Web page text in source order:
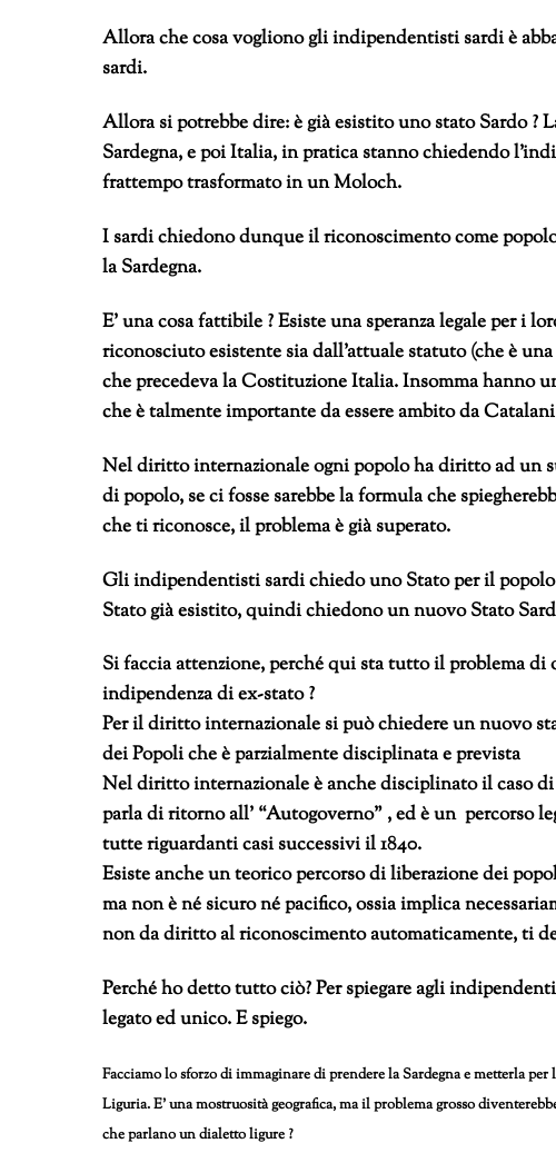
Allora che cosa vogliono gli indipendentisti sardi è
sardi.
Allora si potrebbe dire: è già esistito uno stato Sardo ?
Sardegna, e poi Italia, in pratica stanno chiedendo
frattempo trasformato in un Moloch.
I sardi chiedono dunque il riconoscimento come
la Sardegna.
E’ una cosa fattibile ? Esiste una speranza legale per i
riconosciuto esistente sia dall’attuale statuto (che è
che precedeva la Costituzione Italia. Insomma hanno
che è talmente importante da essere ambito da
Nel diritto internazionale ogni popolo ha diritto ad un
di popolo, se ci fosse sarebbe la formula che
che ti riconosce, il problema è già superato.
Gli indipendentisti sardi chiedo uno Stato per il
Stato già esistito, quindi chiedono un nuovo Stato
Si faccia attenzione, perché qui sta tutto il problema
indipendenza di ex-stato ?
Per il diritto internazionale si può chiedere un nuovo
dei Popoli che è parzialmente disciplinata e prevista
Nel diritto internazionale è anche disciplinato il caso
parla di ritorno all’ “Autogoverno” , ed è un percorso
tutte riguardanti casi successivi il 1840.
Esiste anche un teorico percorso di liberazione dei
ma non è né sicuro né pacifico, ossia implica
non da diritto al riconoscimento automaticamente, ti
Perché ho detto tutto ciò? Per spiegare agli
legato ed unico. E spiego.
Facciamo lo sforzo di immaginare di prendere la Sardegna e metterla
Liguria. E’ una mostruosità geografica, ma il problema grosso
che parlano un dialetto ligure ?